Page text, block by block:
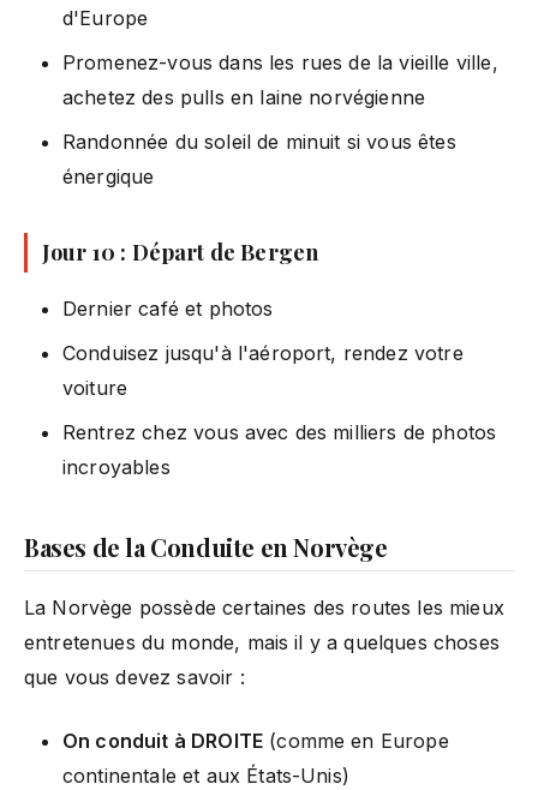
d'Europe
Promenez-vous dans les rues de la vieille ville,
achetez des pulls en laine norvégienne
Randonnée du soleil de minuit si vous êtes
énergique
Jour 10 : Départ de Bergen
Dernier café et photos
Conduisez jusqu'à l'aéroport, rendez votre
voiture
Rentrez chez vous avec des milliers de photos
incroyables
Bases de la Conduite en Norvège
La Norvège possède certaines des routes les mieux
entretenues du monde, mais il y a quelques choses
que vous devez savoir :
On conduit à DROITE (comme en Europe
continentale et aux États-Unis)